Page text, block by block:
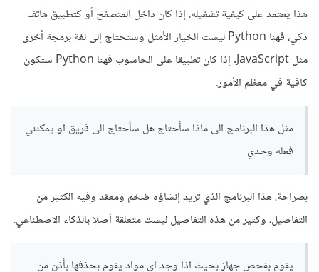
هذا يعتمد على كيفية تشغيله. إذا كان داخل المتصفح أو كتطبيق هاتف
ذكي، فهنا Python ليست الخيار الأمثل وستحتاج إلى لغة برمجة أخرى
مثل JavaScript. إذا كان تطبيقا على الحاسوب فهنا Python ستكون
كافية في معظم الأمور.
مثل هذا البرنامج الى ماذا سأحتاج هل سأحتاج الى فريق او يمكنني
فعله وحدي
بصراحة، هذا البرنامج الذي تريد إنشاؤه ضخم ومعقد وفيه الكثير من
التفاصيل، وكثير من هذه التفاصيل ليست متعلقة أصلا بالذكاء الاصطناعي.
يقوم بفحص جهاز بحيث اذا وجد اي مواد يقوم بحذفها بأذن من